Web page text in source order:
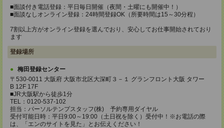
■面談付き電話登録：平日毎日開催（夜間・土曜にも開催中！）
■面談なしオンライン登録：24時間登録OK（所要時間は15～30分程）
7割以上方がオンライン登録を選んでおり、安心してお仕事開始されており
ます
登録場所
梅田登録センター
〒530-0011 大阪府 大阪市北区大深町３－１ グランフロント大阪 タワー
B 12F 17F
■JR大阪駅から徒歩1分
TEL：0120-537-102
担当：パーソルテンプスタッフ(株) 予約専用ダイヤル
受付可能日時：平日9:00～19:00（土日祝を除く）受付中！※お電話の際
は、「エンのサイトを見た」とお伝えください！